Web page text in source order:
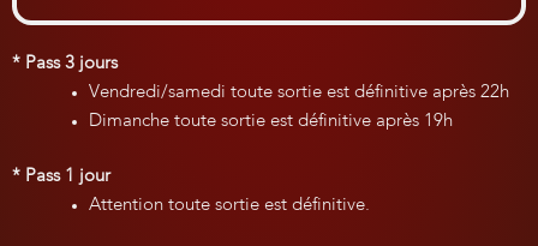
* Pass 3 jours
Vendredi/samedi toute sortie est définitive après 22h
Dimanche toute sortie est définitive après 19h
* Pass 1 jour
Attention toute sortie est définitive.